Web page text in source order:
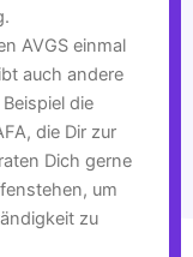
AVGS einmal
auch andere
die
die Dir zur
Dich gerne
um
zu